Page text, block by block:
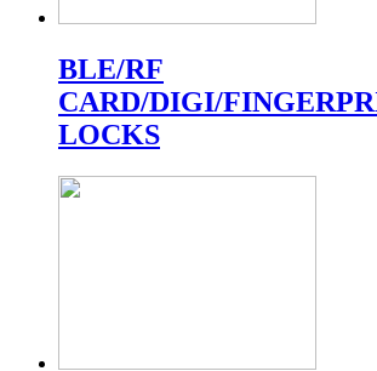
BLE/RF
CARD/DIGI/
LOCKS